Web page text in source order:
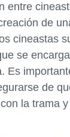
entre
de
cineastas
se
Es
de
la trama